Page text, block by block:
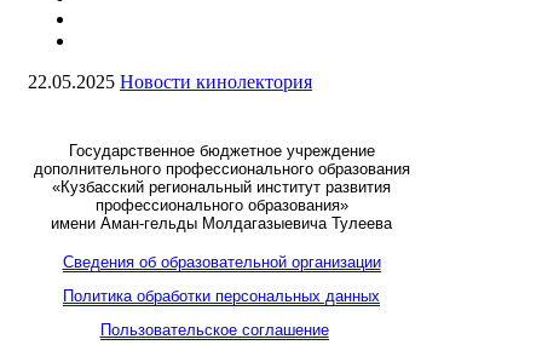
22.05.2025 Новости кинолектория
Государственное бюджетное учреждение
дополнительного профессионального образования
«Кузбасский региональный институт развития
профессионального образования»
имени Аман-гельды Молдагазыевича Тулеева
Сведения об образовательной организации
Политика обработки персональных данных
Пользовательское соглашение